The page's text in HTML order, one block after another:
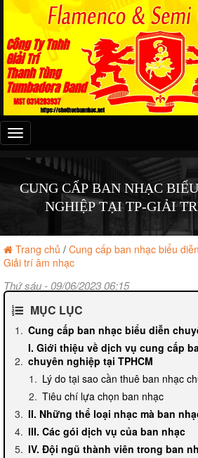
Đây
là
menu
CUNG CẤP BAN NHẠC
NGHIỆP TẠI TP-GIẢI
Trang chủ / Cung cấp ban nhạc biểu
Giải trí âm nhạc
Thứ sáu - 09/06/2023 06:15
MỤC LỤC
Cung cấp ban nhạc biểu diễn
I. Giới thiệu về dịch vụ cung cấp
chuyên nghiệp tại TPHCM
Lý do tại sao cần thuê ban nhạc
Tiêu chí lựa chọn ban nhạc
II. Những thể loại nhạc mà ban
III. Các gói dịch vụ của ban nhạc
IV. Đội ngũ thành viên trong ban